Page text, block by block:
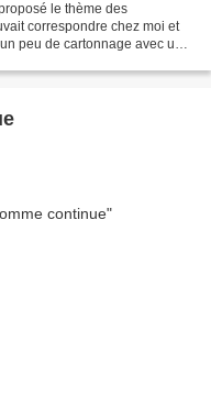
le thème des
correspondre chez moi et
peu de cartonnage avec un